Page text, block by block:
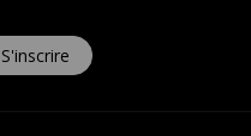
S'inscrire